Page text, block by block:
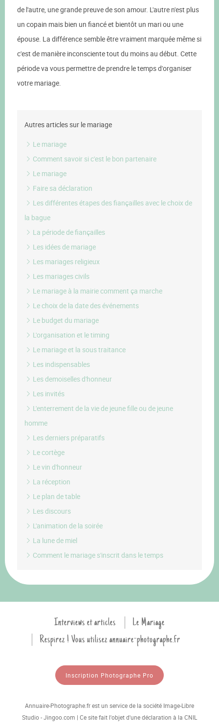
de l'autre, une grande preuve de son amour. L'autre n'est plus
un copain mais bien un fiancé et bientôt un mari ou une
épouse. La différence semble être vraiment marquée même si
c'est de manière inconsciente tout du moins au début. Cette
période va vous permettre de prendre le temps d'organiser
votre mariage.
Autres articles sur le mariage
Le mariage
Comment savoir si c'est le bon partenaire
Le mariage
Faire sa déclaration
Les différentes étapes des fiançailles avec le choix de
la bague
La période de fiançailles
Les idées de mariage
Les mariages religieux
Les mariages civils
Le mariage à la mairie comment ça marche
Le choix de la date des événements
Le budget du mariage
L'organisation et le timing
Le mariage et la sous traitance
Les indispensables
Les demoiselles d'honneur
Les invités
L'enterrement de la vie de jeune fille ou de jeune
homme
Les derniers préparatifs
Le cortège
Le vin d'honneur
La réception
Le plan de table
Les discours
L'animation de la soirée
La lune de miel
Comment le mariage s'inscrit dans le temps
Interviews et articles
Le Mariage
Respirez ! Vous utilisez annuaire-photographe.fr
Inscription Photographe Pro
Annuaire-Photographe.fr est un service de la société Image-Libre
Studio - Jingoo.com | Ce site fait l'objet d'une déclaration à la CNIL